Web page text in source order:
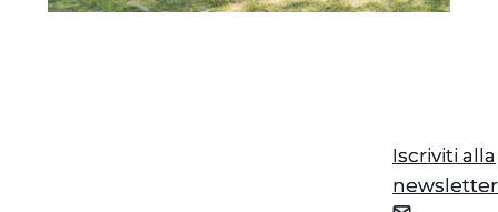
Iscriviti alla
newsletter
Iscriviti alla
newsletter